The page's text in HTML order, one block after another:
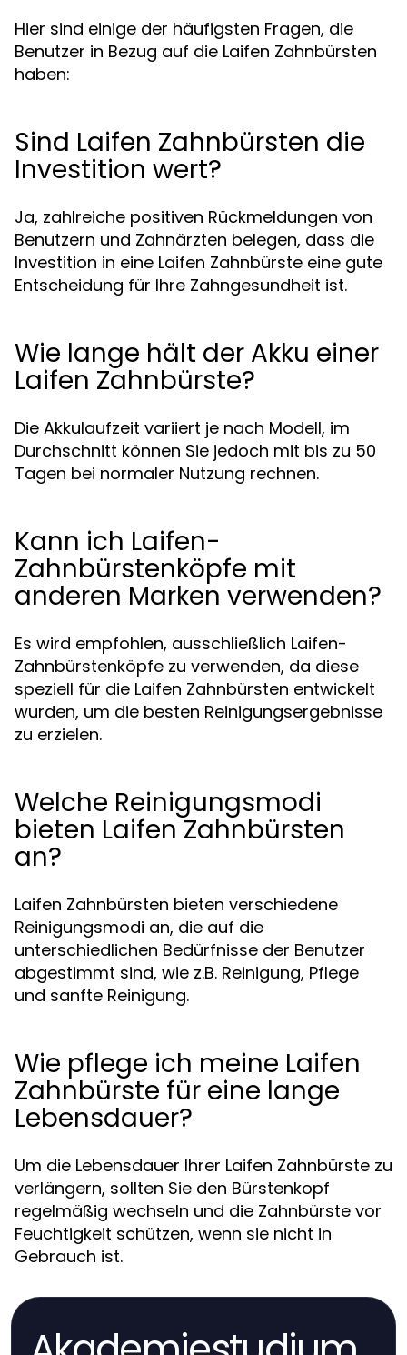
Hier sind einige der häufigsten Fragen, die
Benutzer in Bezug auf die Laifen Zahnbürsten
haben:
Sind Laifen Zahnbürsten die
Investition wert?
Ja, zahlreiche positiven Rückmeldungen von
Benutzern und Zahnärzten belegen, dass die
Investition in eine Laifen Zahnbürste eine gute
Entscheidung für Ihre Zahngesundheit ist.
Wie lange hält der Akku einer
Laifen Zahnbürste?
Die Akkulaufzeit variiert je nach Modell, im
Durchschnitt können Sie jedoch mit bis zu 50
Tagen bei normaler Nutzung rechnen.
Kann ich Laifen-
Zahnbürstenköpfe mit
anderen Marken verwenden?
Es wird empfohlen, ausschließlich Laifen-
Zahnbürstenköpfe zu verwenden, da diese
speziell für die Laifen Zahnbürsten entwickelt
wurden, um die besten Reinigungsergebnisse
zu erzielen.
Welche Reinigungsmodi
bieten Laifen Zahnbürsten
an?
Laifen Zahnbürsten bieten verschiedene
Reinigungsmodi an, die auf die
unterschiedlichen Bedürfnisse der Benutzer
abgestimmt sind, wie z.B. Reinigung, Pflege
und sanfte Reinigung.
Wie pflege ich meine Laifen
Zahnbürste für eine lange
Lebensdauer?
Um die Lebensdauer Ihrer Laifen Zahnbürste zu
verlängern, sollten Sie den Bürstenkopf
regelmäßig wechseln und die Zahnbürste vor
Feuchtigkeit schützen, wenn sie nicht in
Gebrauch ist.